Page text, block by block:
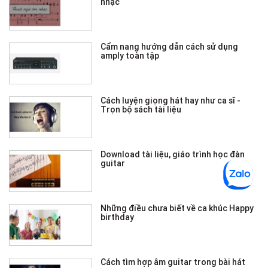
Cẩm nang hướng dẫn cách sử dụng
amply toàn tập
Cách luyện giọng hát hay như ca sĩ -
Trọn bộ sách tài liệu
Download tài liệu, giáo trình học đàn
guitar
Những điều chưa biết về ca khúc Happy
birthday
Cách tìm hợp âm guitar trong bài hát